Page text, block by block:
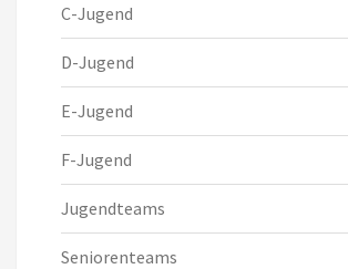
C-Jugend
D-Jugend
E-Jugend
F-Jugend
Jugendteams
Seniorenteams